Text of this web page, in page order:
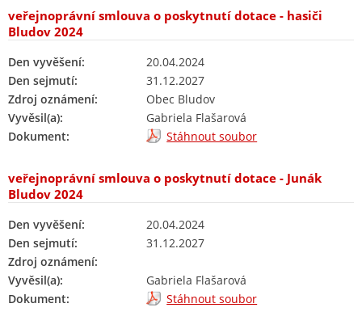
veřejnoprávní smlouva o poskytnutí dotace - hasiči
Bludov 2024
Den vyvěšení:
20.04.2024
Den sejmutí:
31.12.2027
Zdroj oznámení:
Obec Bludov
Vyvěsil(a):
Gabriela Flašarová
Dokument:
Stáhnout soubor
veřejnoprávní smlouva o poskytnutí dotace - Junák
Bludov 2024
Den vyvěšení:
20.04.2024
Den sejmutí:
31.12.2027
Zdroj oznámení:
Vyvěsil(a):
Gabriela Flašarová
Dokument:
Stáhnout soubor